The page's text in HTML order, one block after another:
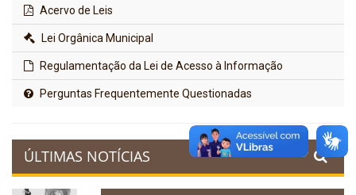
Acervo de Leis
Lei Orgânica Municipal
Regulamentação da Lei de Acesso à Informação
Perguntas Frequentemente Questionadas
ÚLTIMAS NOTÍCIAS